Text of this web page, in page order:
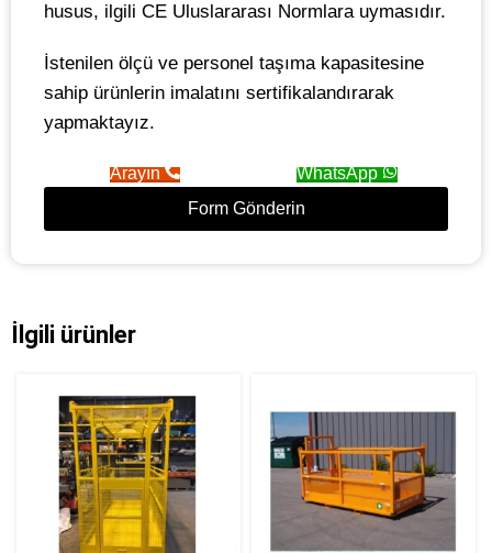
husus, ilgili CE Uluslararası Normlara uymasıdır.
İstenilen ölçü ve personel taşıma kapasitesine
sahip ürünlerin imalatını sertifikalandırarak
yapmaktayız.
Arayın
WhatsApp
Form Gönderin
İlgili ürünler